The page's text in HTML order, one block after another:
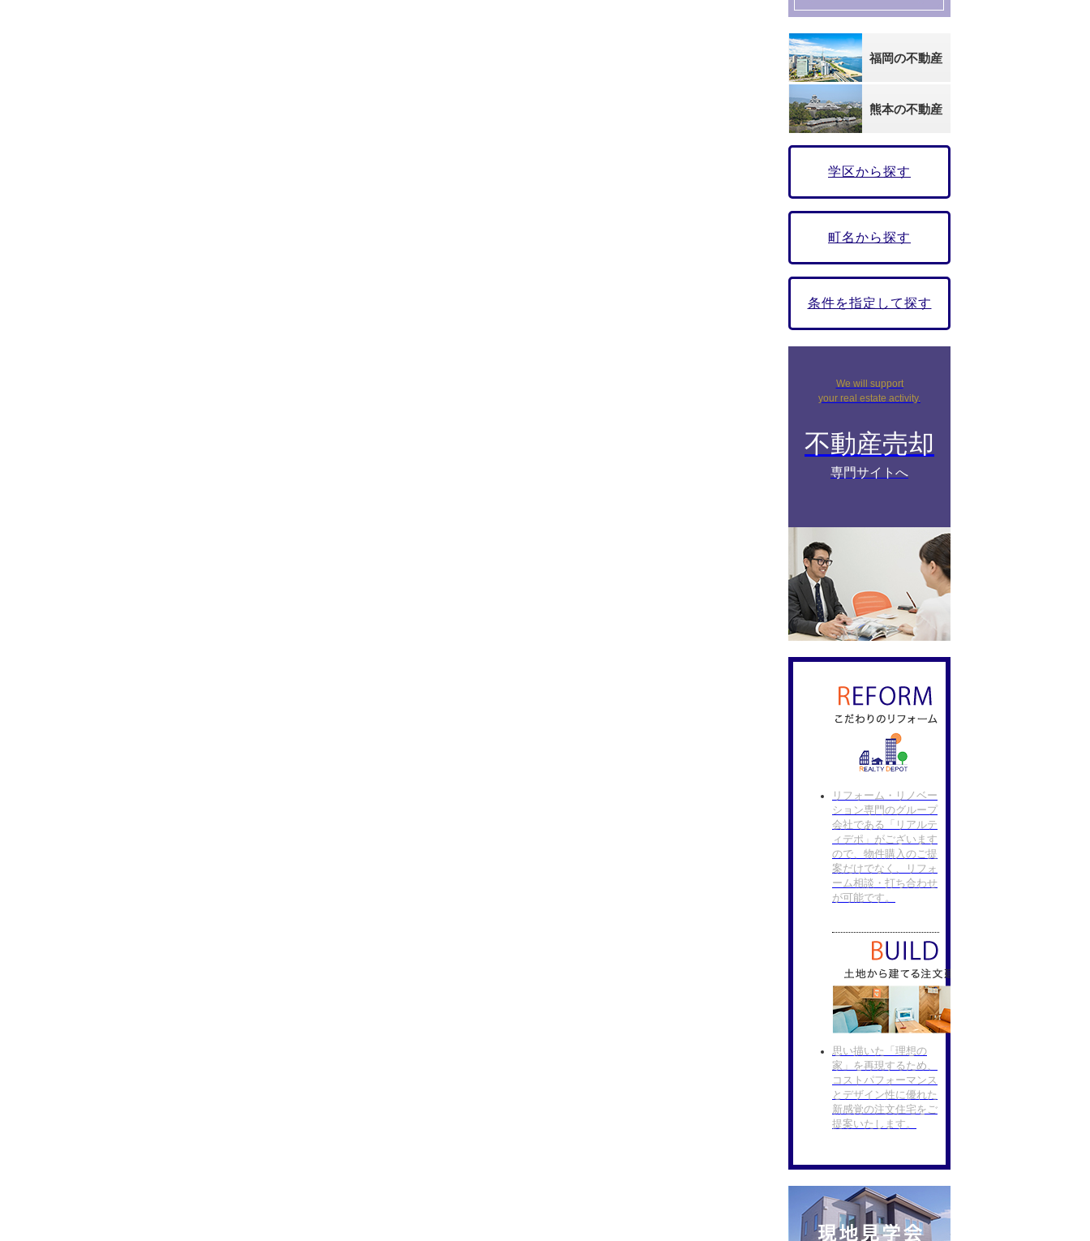
福岡の不動産
熊本の不動産
学区から探す
町名から探す
条件を指定して探す
We will support
your real estate activity.
不動産売却
専門サイトへ
リフォーム・リノベー
ション専門のグループ
会社である「リアルテ
ィデポ」がございます
ので、物件購入のご提
案だけでなく、リフォ
ーム相談・打ち合わせ
が可能です。
思い描いた「理想の
家」を再現するため、
コストパフォーマンス
とデザイン性に優れた
新感覚の注文住宅をご
提案いたします。